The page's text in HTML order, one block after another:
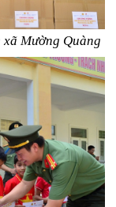
Mường Quàng